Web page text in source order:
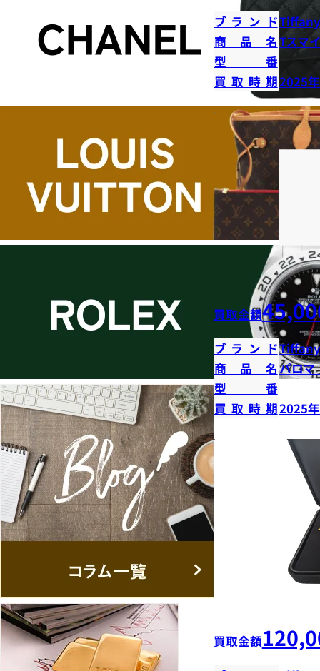
ブランド
商品名Tスマ
型番
買取時期2025
買取金額
ブランド
商品名パロマ
型番
買取時期2025
買取金額